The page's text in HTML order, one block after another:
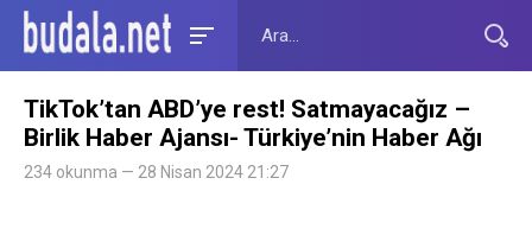
TikTok’tan ABD’ye rest! Satmayacağız –
Birlik Haber Ajansı- Türkiye’nin Haber Ağı
234 okunma — 28 Nisan 2024 21:27